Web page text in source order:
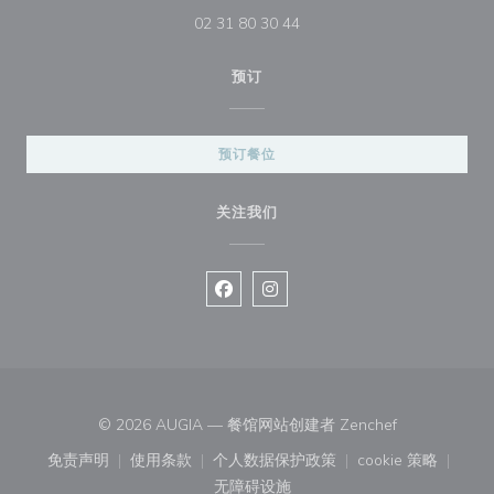
02 31 80 30 44
预订
预订餐位
关注我们
Facebook ((在新窗口中打开))
Instagram ((在新窗口中打开))
© 2026 AUGIA — 餐馆网站创建者 Zenchef((在新窗口中
免责声明
((在新窗口中打开))
使用条款
((在新窗口中打开))
个人数据保护政策
((在新窗口中打开))
cookie 策略
((在新窗口
无障碍设施